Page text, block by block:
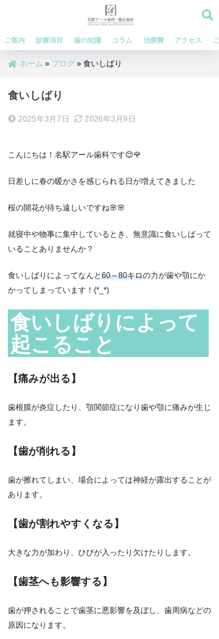
ご案内 診療項目 歯の知識 コラム 治療費 アクセス
ホーム » ブログ » 食いしばり
食いしばり
2025年3月7日 2026年3月9日
こんにちは！名駅アール歯科です😊🌹
日差しに春の暖かさを感じられる日が増えてきました
桜の開花が待ち遠しいですね🌸🌸
就寝中や物事に集中しているとき、無意識に食いしばって
いることありませんか？
食いしばりによってなんと60～80キロの力が歯や顎にか
かってしまっています！(*_*)
食いしばりによって
起こること
【痛みが出る】
歯根膜が炎症したり、顎関節症になり歯や顎に痛みが生じ
ます。
【歯が削れる】
歯が擦れてしまい、場合によっては神経が露出することが
あります。
【歯が割れやすくなる】
大きな力が加わり、ひびが入ったり欠けたりします。
【歯茎へも影響する】
歯が押されることで歯茎に悪影響を及ぼし、歯周病などの
原因になります。